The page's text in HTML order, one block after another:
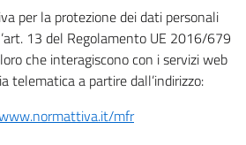
per la protezione dei dati personali
13 del Regolamento UE 2016/679
che interagiscono con i servizi web
telematica a partire dall’indirizzo:
mfr